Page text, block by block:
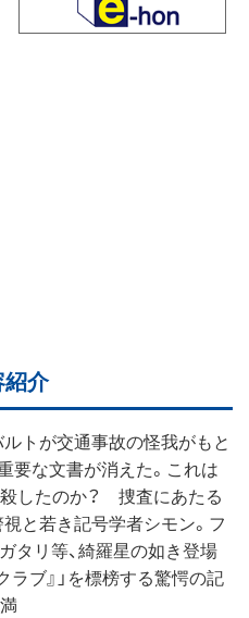
介
ルトが交通事故の怪我がもと
要な文書が消えた。これは
したのか？ 捜査にあたる
と若き記号学者シモン。フ
タリ等、綺羅星の如き登場
ラブ』」を標榜する驚愕の記